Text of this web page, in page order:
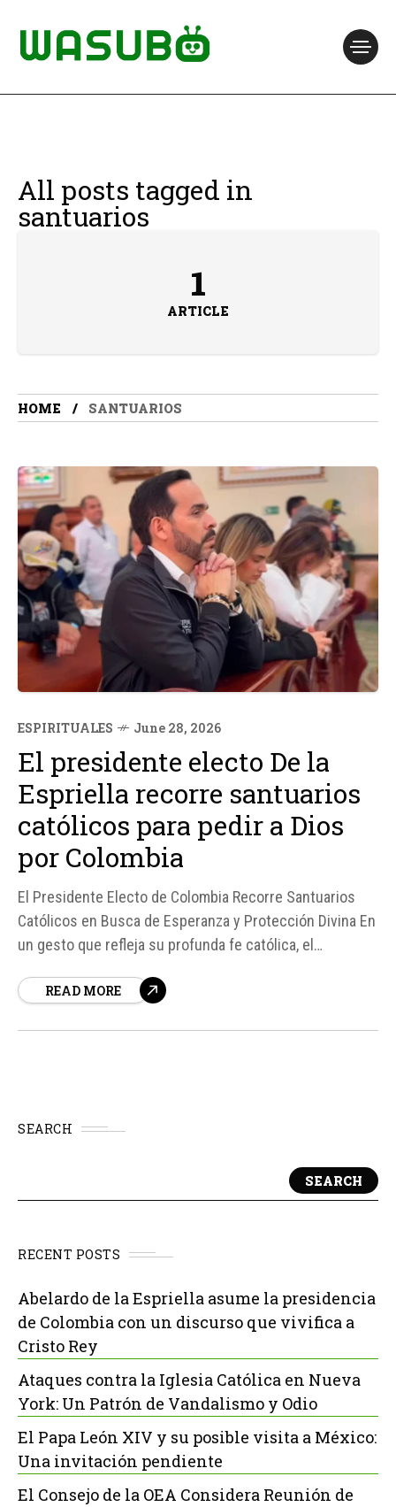
All posts tagged in
santuarios
1
ARTICLE
HOME SANTUARIOS
ESPIRITUALES June 28, 2026
El presidente electo De la
Espriella recorre santuarios
católicos para pedir a Dios
por Colombia
El Presidente Electo de Colombia Recorre Santuarios
Católicos en Busca de Esperanza y Protección Divina En
un gesto que refleja su profunda fe católica, el
ha iniciado una peregrinación por varios santuarios
READ MORE
SEARCH
SEARCH
RECENT POSTS
Abelardo de la Espriella asume la presidencia
de Colombia con un discurso que vivifica a
Cristo Rey
Ataques contra la Iglesia Católica en Nueva
York: Un Patrón de Vandalismo y Odio
El Papa León XIV y su posible visita a México:
Una invitación pendiente
El Consejo de la OEA Considera Reunión de